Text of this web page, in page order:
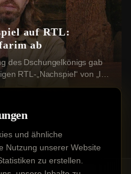
und ähnliche
Nutzung unserer Website
zu erstellen.
auf RTL:
ab
des Dschungelkönigs gab
RTL-„Nachspiel“ von „Ich
(a...